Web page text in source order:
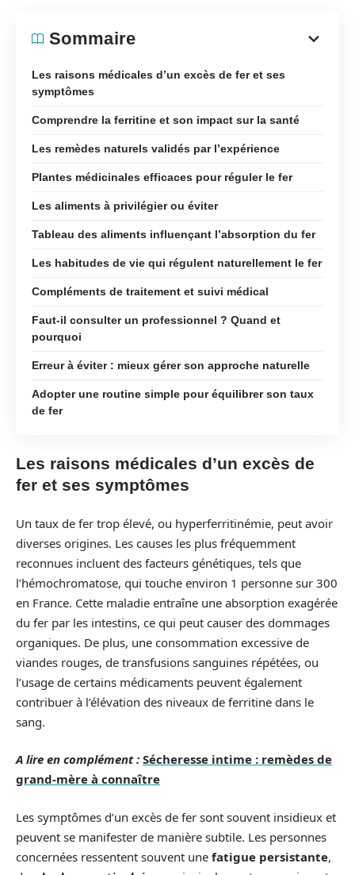
Sommaire
Les raisons médicales d’un excès de fer et ses
symptômes
Comprendre la ferritine et son impact sur la santé
Les remèdes naturels validés par l’expérience
Plantes médicinales efficaces pour réguler le fer
Les aliments à privilégier ou éviter
Tableau des aliments influençant l’absorption du fer
Les habitudes de vie qui régulent naturellement le fer
Compléments de traitement et suivi médical
Faut-il consulter un professionnel ? Quand et
pourquoi
Erreur à éviter : mieux gérer son approche naturelle
Adopter une routine simple pour équilibrer son taux
de fer
Les raisons médicales d’un excès de
fer et ses symptômes
Un taux de fer trop élevé, ou hyperferritinémie, peut avoir
diverses origines. Les causes les plus fréquemment
reconnues incluent des facteurs génétiques, tels que
l’hémochromatose, qui touche environ 1 personne sur 300
en France. Cette maladie entraîne une absorption exagérée
du fer par les intestins, ce qui peut causer des dommages
organiques. De plus, une consommation excessive de
viandes rouges, de transfusions sanguines répétées, ou
l’usage de certains médicaments peuvent également
contribuer à l’élévation des niveaux de ferritine dans le
sang.
A lire en complément : Sécheresse intime : remèdes de
grand-mère à connaître
Les symptômes d’un excès de fer sont souvent insidieux et
peuvent se manifester de manière subtile. Les personnes
concernées ressentent souvent une fatigue persistante,